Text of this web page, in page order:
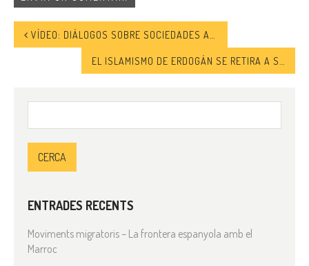
VÍDEO: DIÁLOGOS SOBRE SOCIEDADES ABIERTAS». 6. FEMINISMOS, RELIGIÓN Y LAICIDAD
ENTRADES RECENTS
Moviments migratoris – La frontera espanyola amb el
Marroc